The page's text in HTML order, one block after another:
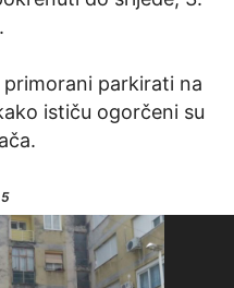
parkirati na
ističu ogorčeni su